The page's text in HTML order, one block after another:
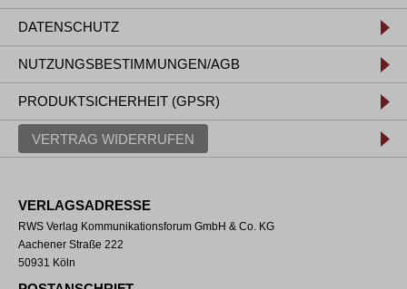
DATENSCHUTZ
NUTZUNGSBESTIMMUNGEN/AGB
PRODUKTSICHERHEIT (GPSR)
VERTRAG WIDERRUFEN
VERLAGSADRESSE
RWS Verlag Kommunikationsforum GmbH & Co. KG
Aachener Straße 222
50931 Köln